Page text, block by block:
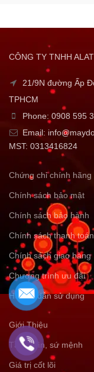
CÔNG TY TNHH
21/9N đường Ấp
TPHCM
Phone: 0908 595
Email:
MST: 0313416824
Chứng chỉ chính hãng
Chính sách bảo mật
Chính sách bảo hành
Chính sách thanh toán
Chính sách giao hàng
Chương trình ưu đãi
Hướng dẫn sử dụng
Giới Thiệu
Tầm nhìn, sứ mệnh
Giá trị cốt lõi